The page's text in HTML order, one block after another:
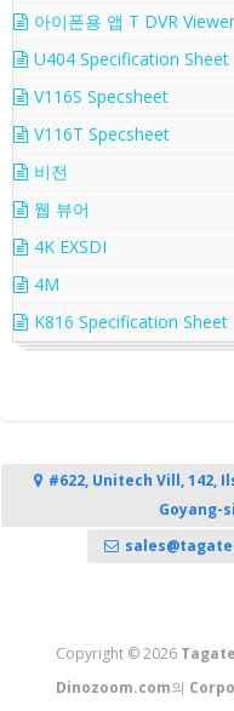
아이폰용 앱 T DVR Viewer
U404 Specification Sheet
V116S Specsheet
V116T Specsheet
비전
웹 뷰어
4K EXSDI
4M
K816 Specification Sheet
#622, Unitech Vill, 142,
Goyang-
Copyright © 2026
Dinozoom.com의